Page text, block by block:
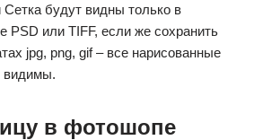
будут видны только в
PSD или TIFF, если же сохранить
jpg, png, gif – все нарисованные
видимы.
в фотошопе